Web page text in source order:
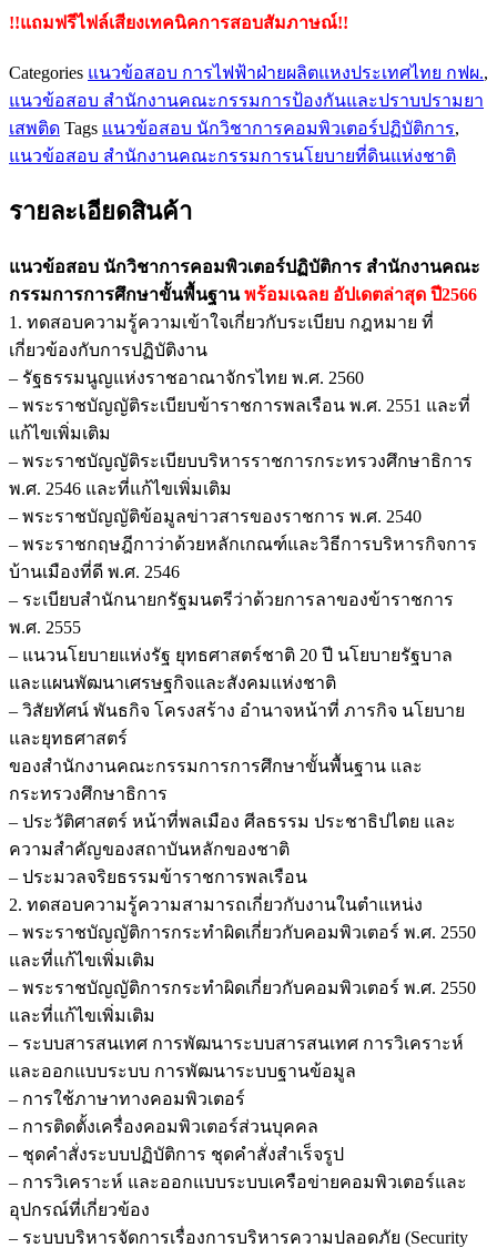
พื้น
ชิ้น
!!แถมฟรีไฟล์เสียงเทคนิคการสอบสัมภาษณ์!!
Categories แนวข้อสอบ การไฟฟ้าฝ่ายผลิตแหงประเทศไทย กฟผ.,
แนวข้อสอบ สำนักงานคณะกรรมการป้องกันและปราบปรามยา
เสพติด Tags แนวข้อสอบ นักวิชาการคอมพิวเตอร์ปฏิบัติการ,
แนวข้อสอบ สำนักงานคณะกรรมการนโยบายที่ดินแห่งชาติ
รายละเอียดสินค้า
แนวข้อสอบ นักวิชาการคอมพิวเตอร์ปฏิบัติการ สำนักงานคณะ
กรรมการการศึกษาขั้นพื้นฐานพร้อมเฉลย อัปเดตล่าสุด ปี2566
1. ทดสอบความรู้ความเข้าใจเกี่ยวกับระเบียบ กฎหมาย ที่
เกี่ยวข้องกับการปฏิบัติงาน
– รัฐธรรมนูญแห่งราชอาณาจักรไทย พ.ศ. 2560
– พระราชบัญญัติระเบียบข้าราชการพลเรือน พ.ศ. 2551 และที่
แก้ไขเพิ่มเติม
– พระราชบัญญัติระเบียบบริหารราชการกระทรวงศึกษาธิการ
พ.ศ. 2546 และที่แก้ไขเพิ่มเติม
– พระราชบัญญัติข้อมูลข่าวสารของราชการ พ.ศ. 2540
– พระราชกฤษฎีกาว่าด้วยหลักเกณฑ์และวิธีการบริหารกิจการ
บ้านเมืองที่ดี พ.ศ. 2546
– ระเบียบสำนักนายกรัฐมนตรีว่าด้วยการลาของข้าราชการ
พ.ศ. 2555
– แนวนโยบายแห่งรัฐ ยุทธศาสตร์ชาติ 20 ปี นโยบายรัฐบาล
และแผนพัฒนาเศรษฐกิจและสังคมแห่งชาติ
– วิสัยทัศน์ พันธกิจ โครงสร้าง อำนาจหน้าที่ ภารกิจ นโยบาย
และยุทธศาสตร์
ของสำนักงานคณะกรรมการการศึกษาขั้นพื้นฐาน และ
กระทรวงศึกษาธิการ
– ประวัติศาสตร์ หน้าที่พลเมือง ศีลธรรม ประชาธิปไตย และ
ความสำคัญของสถาบันหลักของชาติ
– ประมวลจริยธรรมข้าราชการพลเรือน
2. ทดสอบความรู้ความสามารถเกี่ยวกับงานในตำแหน่ง
– พระราชบัญญัติการกระทำผิดเกี่ยวกับคอมพิวเตอร์ พ.ศ. 2550
และที่แก้ไขเพิ่มเติม
– พระราชบัญญัติการกระทำผิดเกี่ยวกับคอมพิวเตอร์ พ.ศ. 2550
และที่แก้ไขเพิ่มเติม
– ระบบสารสนเทศ การพัฒนาระบบสารสนเทศ การวิเคราะห์
และออกแบบระบบ การพัฒนาระบบฐานข้อมูล
– การใช้ภาษาทางคอมพิวเตอร์
– การติดตั้งเครื่องคอมพิวเตอร์ส่วนบุคคล
– ชุดคำสั่งระบบปฏิบัติการ ชุดคำสั่งสำเร็จรูป
– การวิเคราะห์ และออกแบบระบบเครือข่ายคอมพิวเตอร์และ
อุปกรณ์ที่เกี่ยวข้อง
– ระบบบริหารจัดการเรื่องการบริหารความปลอดภัย (Security